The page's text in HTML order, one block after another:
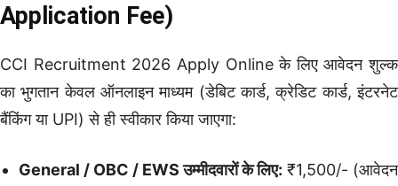
Application Fee)
CCI Recruitment 2026 Apply Online के लिए आवेदन शुल्क
का भुगतान केवल ऑनलाइन माध्यम (डेबिट कार्ड, क्रेडिट कार्ड, इंटरनेट
बैंकिंग या UPI) से ही स्वीकार किया जाएगा:
General / OBC / EWS उम्मीदवारों के लिए: ₹1,500/- (आवेदन